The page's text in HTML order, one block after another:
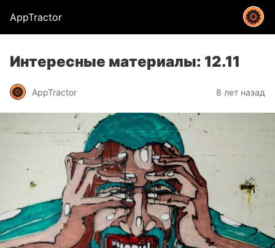
AppTractor
Интересные материалы: 12.11
AppTractor 8 лет назад